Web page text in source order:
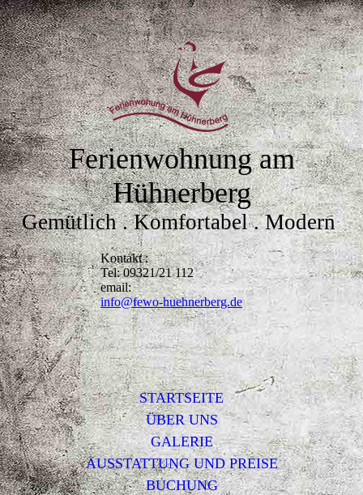
Ferienwohnung am
Hühnerberg
Gemütlich . Komfortabel . Modern
Kontakt :
Tel: 09321/21 112
email:
info@fewo-huehnerberg.de
STARTSEITE
ÜBER UNS
GALERIE
AUSSTATTUNG UND PREISE
BUCHUNG